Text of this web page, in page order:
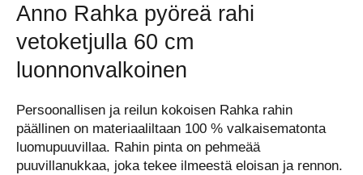
Anno Rahka pyöreä rahi
vetoketjulla 60 cm
luonnonvalkoinen
Persoonallisen ja reilun kokoisen Rahka rahin
päällinen on materiaaliltaan 100 % valkaisematonta
luomupuuvillaa. Rahin pinta on pehmeää
puuvillanukkaa, joka tekee ilmeestä eloisan ja rennon.